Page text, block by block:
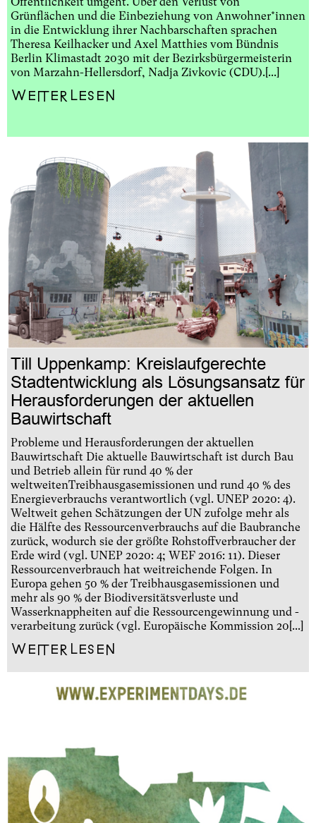
Grünflächen und die Einbeziehung von Anwohner*innen
in die Entwicklung ihrer Nachbarschaften sprachen
Theresa Keilhacker und Axel Matthies vom Bündnis
Berlin Klimastadt 2030 mit der Bezirksbürgermeisterin
von Marzahn-Hellersdorf, Nadja Zivkovic (CDU).[...]
Weiterlesen
Till Uppenkamp: Kreislaufgerechte
Stadtentwicklung als Lösungsansatz für
Herausforderungen der aktuellen
Bauwirtschaft
Probleme und Herausforderungen der aktuellen
Bauwirtschaft Die aktuelle Bauwirtschaft ist durch Bau
und Betrieb allein für rund 40 % der
weltweitenTreibhausgasemissionen und rund 40 % des
Energieverbrauchs verantwortlich (vgl. UNEP 2020: 4).
Weltweit gehen Schätzungen der UN zufolge mehr als
die Hälfte des Ressourcenverbrauchs auf die Baubranche
zurück, wodurch sie der größte Rohstoffverbraucher der
Erde wird (vgl. UNEP 2020: 4; WEF 2016: 11). Dieser
Ressourcenverbrauch hat weitreichende Folgen. In
Europa gehen 50 % der Treibhausgasemissionen und
mehr als 90 % der Biodiversitätsverluste und
Wasserknappheiten auf die Ressourcengewinnung und -
verarbeitung zurück (vgl. Europäische Kommission 20[...]
Weiterlesen